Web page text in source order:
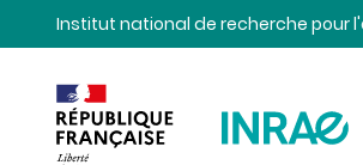
Contenu
Recherche
NavigationInstitut national de recherche pour